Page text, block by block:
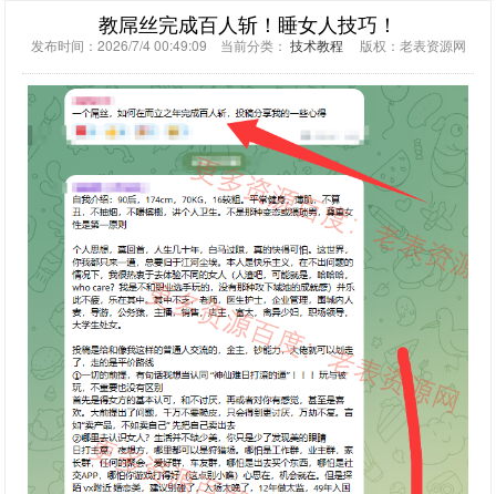
教屌丝完成百人斩！睡女人技巧！
发布时间：2026/7/4 00:49:09 当前分类： 技术教程 版权：老表资源网